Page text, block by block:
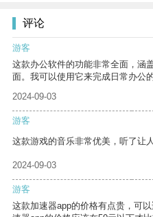
评论
游客
这款办公软件的功能非常全面，涵
面。我可以使用它来完成日常办公
2024-09-03
游客
这款游戏的音乐非常优美，听了让
2024-09-03
游客
这款加速器app的价格有点贵，可